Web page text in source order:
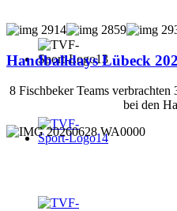
Handballdays Lübeck
8 Fischbeker Teams
bei den